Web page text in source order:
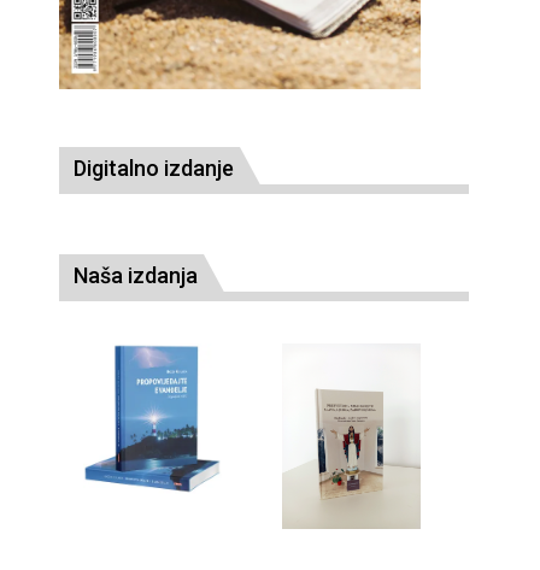
Digitalno izdanje
Naša izdanja